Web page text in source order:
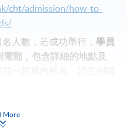
cht/admission/how-to-
人數，若成功舉行，學員
電郵，包含詳細的地點及
最終安排將視乎實際情
More